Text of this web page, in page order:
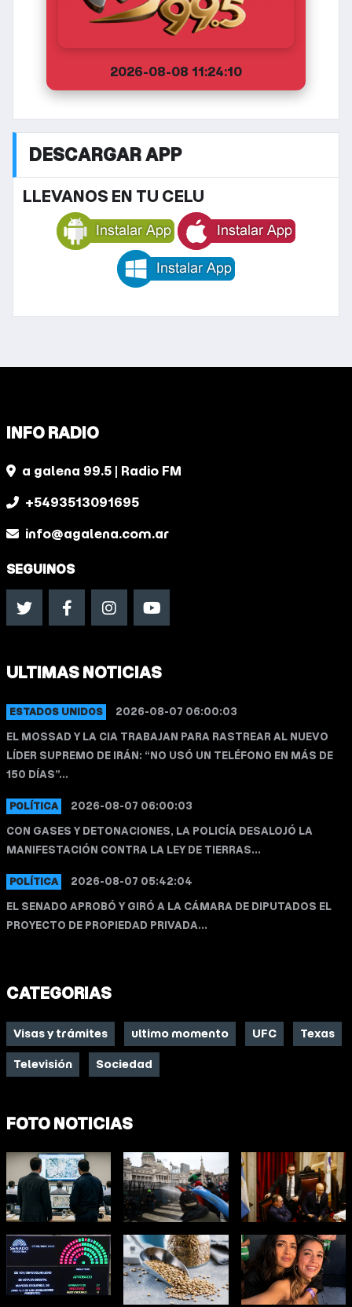
2026-08-08 11:24:10
DESCARGAR APP
LLEVANOS EN TU CELU
INFO RADIO
a galena 99.5 | Radio FM
+5493513091695
info@agalena.com.ar
SEGUINOS
ULTIMAS NOTICIAS
ESTADOS UNIDOS
2026-08-07 06:00:03
EL MOSSAD Y LA CIA TRABAJAN PARA RASTREAR AL NUEVO
LÍDER SUPREMO DE IRÁN: “NO USÓ UN TELÉFONO EN MÁS DE
150 DÍAS”...
POLÍTICA
2026-08-07 06:00:03
CON GASES Y DETONACIONES, LA POLICÍA DESALOJÓ LA
MANIFESTACIÓN CONTRA LA LEY DE TIERRAS...
POLÍTICA
2026-08-07 05:42:04
EL SENADO APROBÓ Y GIRÓ A LA CÁMARA DE DIPUTADOS EL
PROYECTO DE PROPIEDAD PRIVADA...
CATEGORIAS
Visas y trámites ultimo momento UFC Texas
Televisión Sociedad
FOTO NOTICIAS